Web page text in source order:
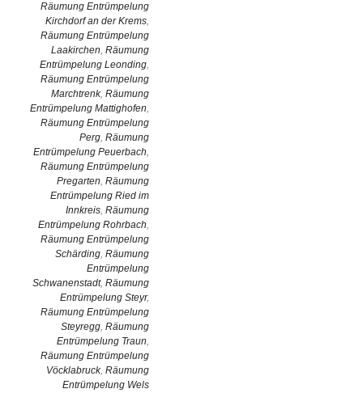
Räumung Entrümpelung
Kirchdorf an der Krems,
Räumung Entrümpelung
Laakirchen, Räumung
Entrümpelung Leonding,
Räumung Entrümpelung
Marchtrenk, Räumung
Entrümpelung Mattighofen,
Räumung Entrümpelung
Perg, Räumung
Entrümpelung Peuerbach,
Räumung Entrümpelung
Pregarten, Räumung
Entrümpelung Ried im
Innkreis, Räumung
Entrümpelung Rohrbach,
Räumung Entrümpelung
Schärding, Räumung
Entrümpelung
Schwanenstadt, Räumung
Entrümpelung Steyr,
Räumung Entrümpelung
Steyregg, Räumung
Entrümpelung Traun,
Räumung Entrümpelung
Vöcklabruck, Räumung
Entrümpelung Wels